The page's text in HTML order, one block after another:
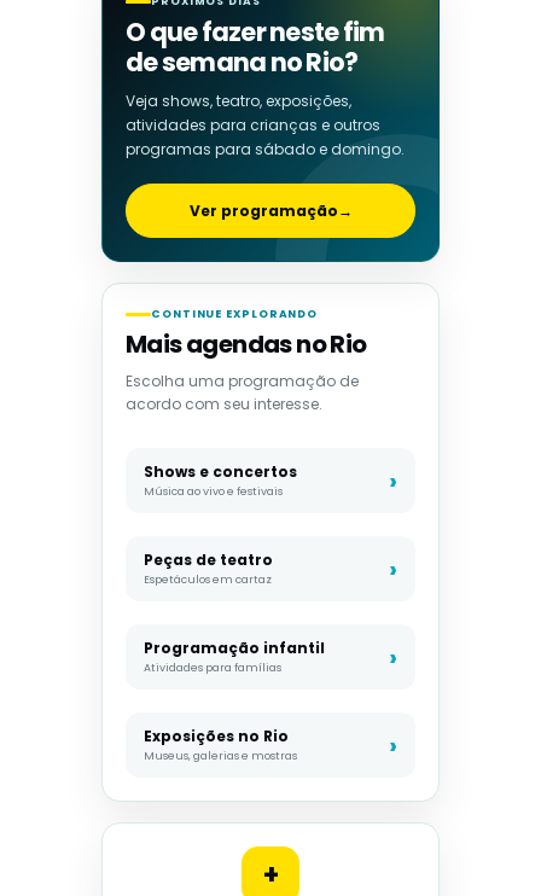
O que fazer neste fim
de semana no Rio?
Veja shows, teatro, exposições,
atividades para crianças e outros
programas para sábado e domingo.
Ver programação→
CONTINUE EXPLORANDO
Mais agendas no Rio
Escolha uma programação de
acordo com seu interesse.
Shows e concertos
Música ao vivo e festivais
Peças de teatro
Espetáculos em cartaz
Programação infantil
Atividades para famílias
Exposições no Rio
Museus, galerias e mostras
+